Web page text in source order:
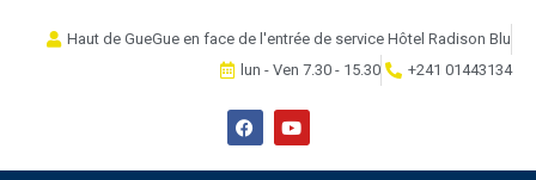
Haut de GueGue en face de l'entrée de service Hôtel Radison Blu
lun - Ven 7.30 - 15.30
+241 01443134